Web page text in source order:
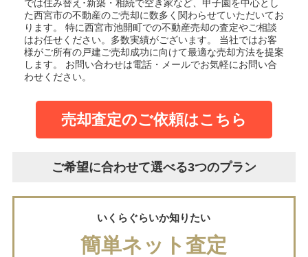
では住み替え･新築・相続で空き家など、甲子園を中心とし
た西宮市の不動産のご売却に数多く関わらせていただいてお
ります。
特に西宮市池開町での不動産売却の査定やご相談
はお任せください。多数実績がございます。
当社ではお客
様がご所有の戸建ご売却成功に向けて最適な売却方法を提案
します。
お問い合わせは電話・メールでお気軽にお問い合
わせください。
売却査定のご依頼はこちら
ご希望に合わせて選べる3つのプラン
いくらぐらいか知りたい
簡単ネット査定